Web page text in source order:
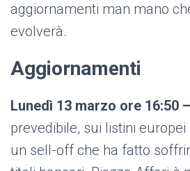
aggiornamenti man mano
evolverà.
Aggiornamenti
Lunedì 13 marzo ore 16:50 –
prevedibile, sui listini
un sell-off che ha fatto